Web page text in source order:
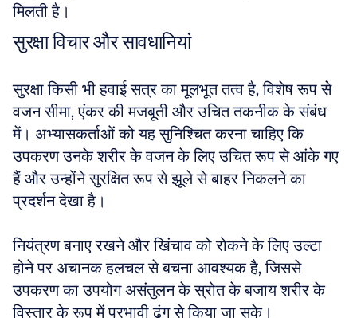
मिलती है।
सुरक्षा विचार और सावधानियां
सुरक्षा किसी भी हवाई सत्र का मूलभूत तत्व है, विशेष रूप से
वजन सीमा, एंकर की मजबूती और उचित तकनीक के संबंध
में। अभ्यासकर्ताओं को यह सुनिश्चित करना चाहिए कि
उपकरण उनके शरीर के वजन के लिए उचित रूप से आंके गए
हैं और उन्होंने सुरक्षित रूप से झूले से बाहर निकलने का
प्रदर्शन देखा है।
नियंत्रण बनाए रखने और खिंचाव को रोकने के लिए उल्टा
होने पर अचानक हलचल से बचना आवश्यक है, जिससे
उपकरण का उपयोग असंतुलन के स्रोत के बजाय शरीर के
विस्तार के रूप में प्रभावी ढंग से किया जा सके।